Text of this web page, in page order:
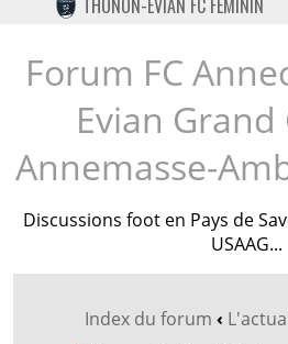
TWITTER
INSTAGRAM
THONON-EVIAN FC FÉMININ
Forum FC
Evian Grand
Annemasse-
Discussions foot en Pays de
USAAG...
Index du forum ‹